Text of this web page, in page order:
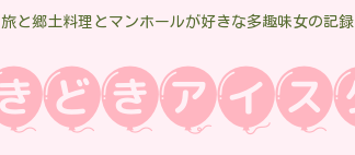
旅と郷土料理とマンホールが好きな多趣味女の記録